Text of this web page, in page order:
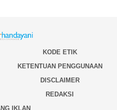
KODE ETIK
KETENTUAN PENGGUNAAN
DISCLAIMER
REDAKSI
IKLAN